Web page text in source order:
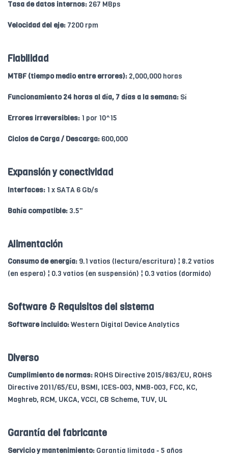
Tasa de datos internos: 267 MBps
Velocidad del eje: 7200 rpm
Fiabilidad
MTBF (tiempo medio entre errores): 2,000,000 horas
Funcionamiento 24 horas al día, 7 días a la semana: Sí
Errores irreversibles: 1 por 10^15
Ciclos de Carga / Descarga: 600,000
Expansión y conectividad
Interfaces: 1 x SATA 6 Gb/s
Bahía compatible: 3.5"
Alimentación
Consumo de energía: 9.1 vatios (lectura/escritura) ¦ 8.2 vatios
(en espera) ¦ 0.3 vatios (en suspensión) ¦ 0.3 vatios (dormido)
Software & Requisitos del sistema
Software incluido:Western Digital Device Analytics
Diverso
Cumplimiento de normas: ROHS Directive 2015/863/EU, ROHS
Directive 2011/65/EU, BSMI, ICES-003, NMB-003, FCC, KC,
Maghreb, RCM, UKCA, VCCI, CB Scheme, TUV, UL
Garantía del fabricante
Servicio y mantenimiento: Garantía limitada - 5 años